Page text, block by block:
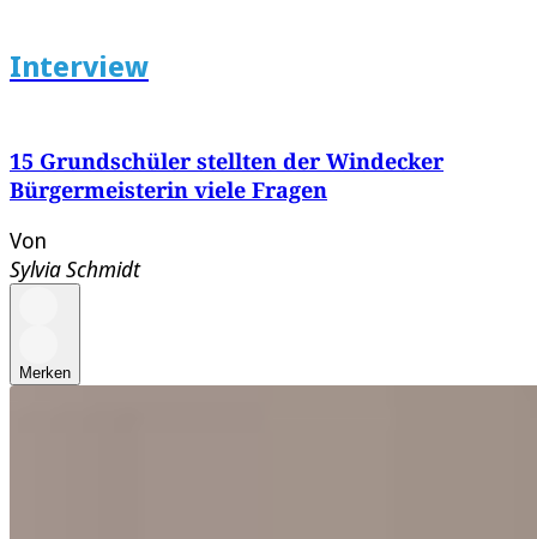
Interview
15 Grundschüler stellten der Windecker
Bürgermeisterin viele Fragen
Von
Sylvia Schmidt
Merken